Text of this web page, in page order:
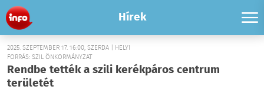
Hírek
2025. SZEPTEMBER 17. 16:00, SZERDA | HELYI
FORRÁS: SZIL ÖNKORMÁNYZAT
Rendbe tették a szili kerékpáros centrum
területét